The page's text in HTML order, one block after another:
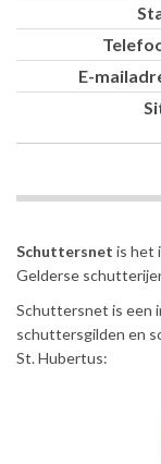
Schuttersnet is het
Gelderse
Schuttersnet is een
schuttersgilden en
St. Hubertus: